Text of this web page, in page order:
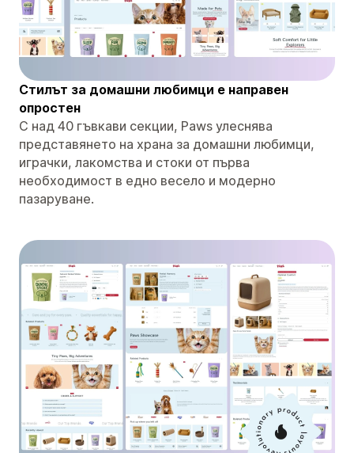
Стилът за домашни любимци е направен
опростен
С над 40 гъвкави секции, Paws улеснява
представянето на храна за домашни любимци,
играчки, лакомства и стоки от първа
необходимост в едно весело и модерно
пазаруване.